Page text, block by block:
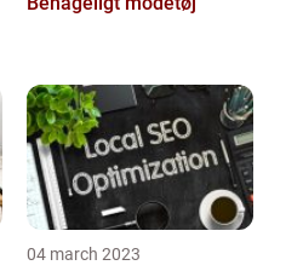
04 march 2023